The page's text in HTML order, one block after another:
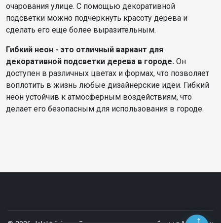
очарования улице. С помощью декоративной
подсветки можно подчеркнуть красоту дерева и
сделать его еще более выразительным.
Гибкий неон - это отличный вариант для
декоративной подсветки дерева в городе. Он
доступен в различных цветах и формах, что позволяет
воплотить в жизнь любые дизайнерские идеи. Гибкий
неон устойчив к атмосферным воздействиям, что
делает его безопасным для использования в городе.